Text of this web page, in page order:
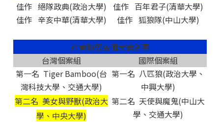
佳作 絕隊政典(政治大學)
佳作 百年君子(清華大學)
佳作 辛亥中華(清華大學)
佳作 狐狼隊(中山大學)
商管聯盟盃個案論劍賽
台灣個案組
國際個案組
第一名 Tiger Bamboo(台
灣科技大學、交通大學)
第一名 八匹狼(政治大學、
中興大學)
第二名 美女與野獸(政治大
學、中央大學)
第二名 天使與魔鬼(中山大
學、交通大學)